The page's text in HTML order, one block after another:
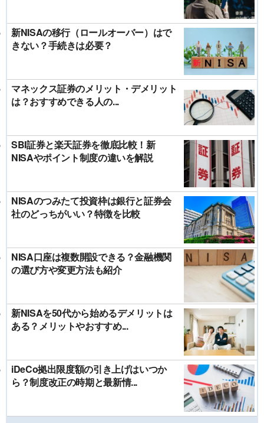
新NISAの移行（ロールオーバー）はで
きない？手続きは必要？
マネックス証券のメリット・デメリット
は？おすすめできる人の...
SBI証券と楽天証券を徹底比較！新
NISAやポイント制度の違いを解説
NISAのつみたて投資枠は銀行と証券会
社のどっちがいい？特徴を比較
NISA口座は複数開設できる？金融機関
の選び方や変更方法も紹介
新NISAを50代から始めるデメリットは
ある？メリットやおすすめ...
iDeCo拠出限度額の引き上げはいつか
ら？制度改正の時期と最新情...